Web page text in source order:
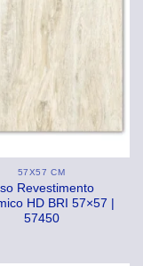
57X57 CM
Revestimento
HD BRI 57×57 |
57450